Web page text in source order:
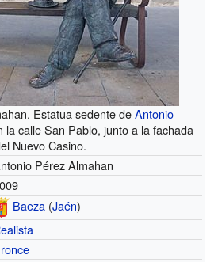
Estatua sedente deAntonio
la calle San Pablo, junto a la fachada
Nuevo Casino.
Pérez Almahan
Baeza (Jaén)